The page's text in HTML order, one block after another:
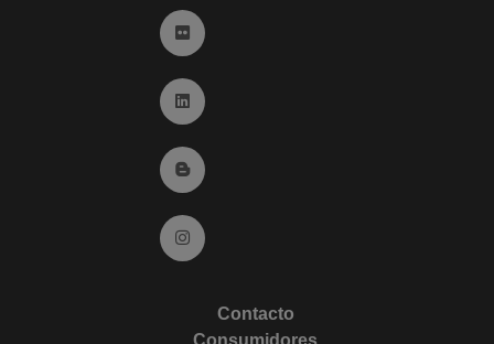
Ir a Flickr (abre en ventana nueva)
Ir a Linkedin (abre en ventana nueva)
Ir al Blog (abre en ventana nueva)
Ir a Instagram (abre en ventana nueva)
Contacto